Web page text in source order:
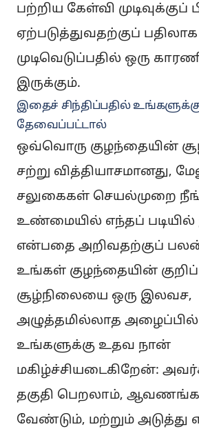
பற்றிய கேள்வி
ஏற்படுத்துவதற்குப் பதிலாக
முடிவெடுப்பதில் ஒரு
இருக்கும்.
இதைச் சிந்திப்பதில்
தேவைப்பட்டால்
ஒவ்வொரு குழந்தையின்
சற்று வித்தியாசமானது,
சலுகைகள் செயல்முறை
உண்மையில் எந்தப் படியில்
என்பதை அறிவதற்குப் பலன்
உங்கள் குழந்தையின்
சூழ்நிலையை ஒரு இலவச,
அழுத்தமில்லாத அழைப்பில்
உங்களுக்கு உதவ நான்
மகிழ்ச்சியடைகிறேன்:
தகுதி பெறலாம்,
வேண்டும், மற்றும்